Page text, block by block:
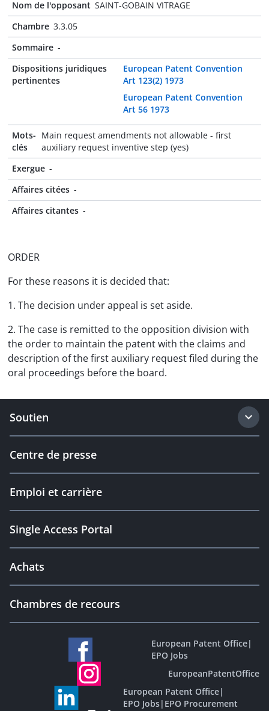
Nom de l'opposant SAINT-GOBAIN VITRAGE
Chambre 3.3.05
Sommaire -
Dispositions juridiques
pertinentes
European Patent Convention
Art 123(2) 1973
European Patent Convention
Art 56 1973
Mots-
clés
Main request amendments not allowable - first
auxiliary request inventive step (yes)
Exergue -
Affaires citées -
Affaires citantes -
ORDER
For these reasons it is decided that:
1. The decision under appeal is set aside.
2. The case is remitted to the opposition division with
the order to maintain the patent with the claims and
description of the first auxiliary request filed during the
oral proceedings before the board.
Soutien
Centre de presse
Emploi et carrière
Single Access Portal
Achats
Chambres de recours
European Patent Office|
EPO Jobs
EuropeanPatentOffice
European Patent Office|
EPO Jobs| EPO Procurement